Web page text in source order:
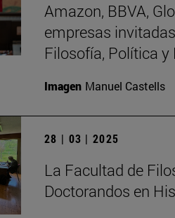
Amazon, BBVA,
empresas
Filosofía, Política y
Imagen Manuel Castells
28 | 03 | 2025
La Facultad de
Doctorandos en